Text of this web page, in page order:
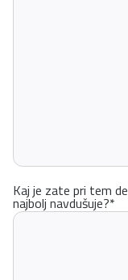
Kaj je zate pri tem
najbolj navdušuje?*